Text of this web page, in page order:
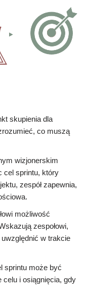
skupienia dla
co muszą
wizjonerskim
cel sprintu, który
zespół zapewnia,
możliwość
zespołowi,
w trakcie
sprintu może być
celu i osiągnięcia, gdy